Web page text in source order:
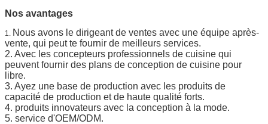
Nos avantages
1. Nous avons le dirigeant de ventes avec une équipe après-
vente, qui peut te fournir de meilleurs services.
2. Avec les concepteurs professionnels de cuisine qui
peuvent fournir des plans de conception de cuisine pour
libre.
3. Ayez une base de production avec les produits de
capacité de production et de haute qualité forts.
4. produits innovateurs avec la conception à la mode.
5. service d'OEM/ODM.